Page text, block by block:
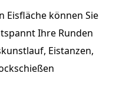
Eisfläche können Sie
Ihre Runden
Eistanzen,